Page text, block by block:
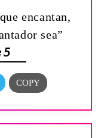
encantan,
sea”